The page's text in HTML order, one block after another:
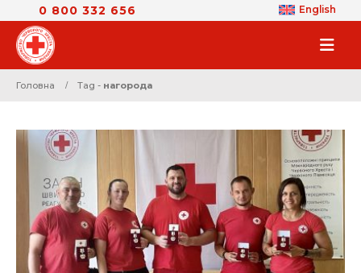
0 800 332 656 English
Головна Tag - нагорода